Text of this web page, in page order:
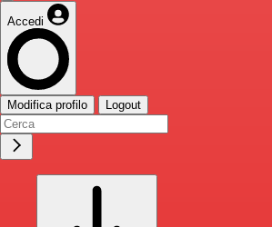
Accedi
Modifica profilo Logout